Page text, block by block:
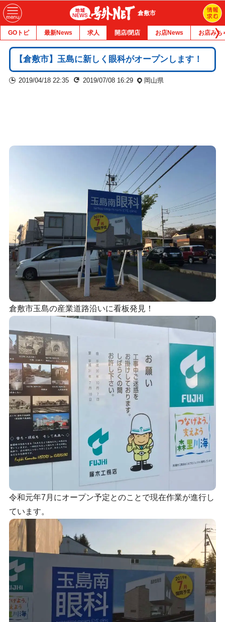
倉敷市
GOトピ 最新News 求人 開店/閉店 お店News お店みち
【倉敷市】玉島に新しく眼科がオープンします！
2019/04/18 22:35 2019/07/08 16:29 岡山県
倉敷市玉島の産業道路沿いに看板発見！
令和元年7月にオープン予定とのことで現在作業が進行し
ています。